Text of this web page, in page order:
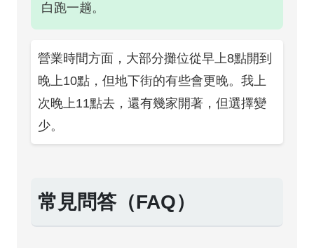
白跑一趟。
營業時間方面，大部分攤位從早上8點開到
晚上10點，但地下街的有些會更晚。我上
次晚上11點去，還有幾家開著，但選擇變
少。
常見問答（FAQ）